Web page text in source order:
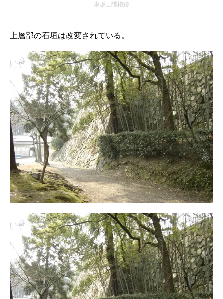
東坂三階櫓跡
上層部の石垣は改変されている。